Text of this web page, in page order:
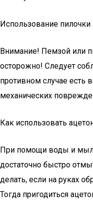
Использование пилочки
Внимание! Пемзой или
осторожно! Следует
противном случае есть
механических
Как использовать
При помощи воды и
достаточно быстро
делать, если на руках
Тогда пригодиться